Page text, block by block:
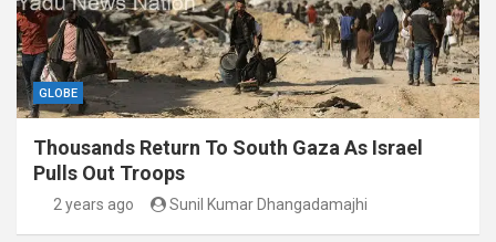
GLOBE
Thousands Return To South Gaza As Israel
Pulls Out Troops
2 years ago Sunil Kumar Dhangadamajhi